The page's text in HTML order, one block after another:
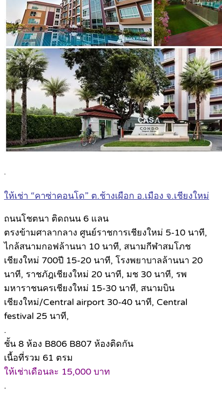
.
ให้เช่า “คาซ่าคอนโด” ต.ช้างเผือก อ.เมือง จ.เชียงใหม่
ถนนโชตนา ติดถนน 6 แลน
ตรงข้ามศาลากลาง ศูนย์ราชการเชียงใหม่ 5-10 นาที,
ไกล้สนามกอฟล้านนา 10 นาที, สนามกีฬาสมโภช
เชียงใหม่ 700ปี 15-20 นาที, โรงพยาบาลล้านนา 20
นาที, ราชภัฎเชียงใหม่ 20 นาที, มช 30 นาที, รพ
มหาราชนครเชียงใหม่ 15-30 นาที, สนามบิน
เชียงใหม่/Central airport 30-40 นาที, Central
festival 25 นาที,
.
ชั้น 8 ห้อง B806 B807 ห้องติดกัน
เนื้อที่รวม 61 ตรม
ให้เช่าเดือนละ 15,000 บาท
.